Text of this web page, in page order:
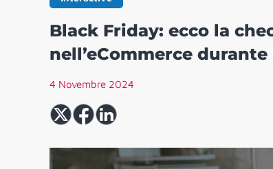
Black Friday: ecco la
nell’eCommerce durante
4 Novembre 2024